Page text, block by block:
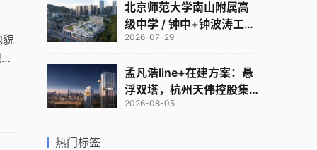
貌
北京师范大学南山附属高
级中学 / 钟中+钟波涛工作
室
2026-07-29
孟凡浩line+在建方案：悬
浮双塔，杭州天伟控股集
团总部
2026-08-05
热门标签